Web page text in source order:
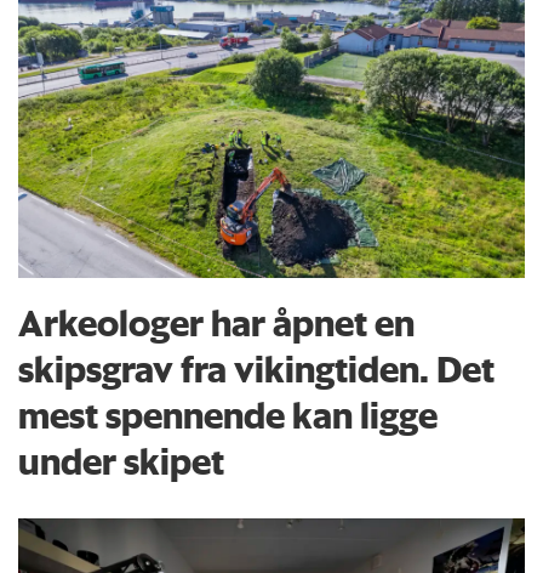
Arkeologer har åpnet en
skipsgrav fra vikingtiden. Det
mest spennende kan ligge
under skipet